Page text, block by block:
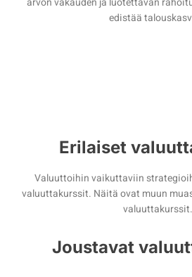
edistää
Erilaiset
Valuuttoihin vaikuttaviin
valuuttakurssit. Näitä ovat muun
valuuttakurssit.
Joustavat